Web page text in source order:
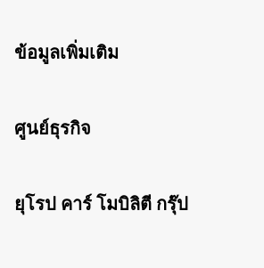
ข้อมูลเพิ่มเติม
ศูนย์ธุรกิจ
ยุโรป คาร์ โมบิลิตี กรุ๊ป